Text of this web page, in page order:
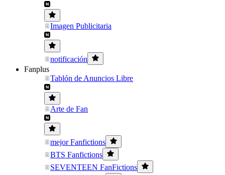
Imagen Publicitaria
notificación
Fanplus
Tablón de Anuncios Libre
Arte de Fan
mejor Fanfictions
BTS Fanfictions
SEVENTEEN FanFictions